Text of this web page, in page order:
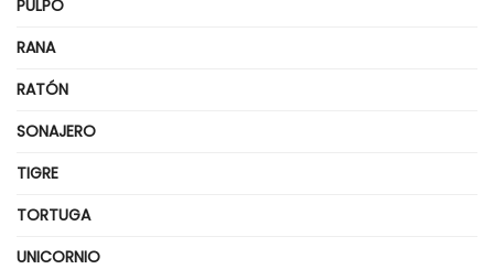
PULPO
RANA
RATÓN
SONAJERO
TIGRE
TORTUGA
UNICORNIO